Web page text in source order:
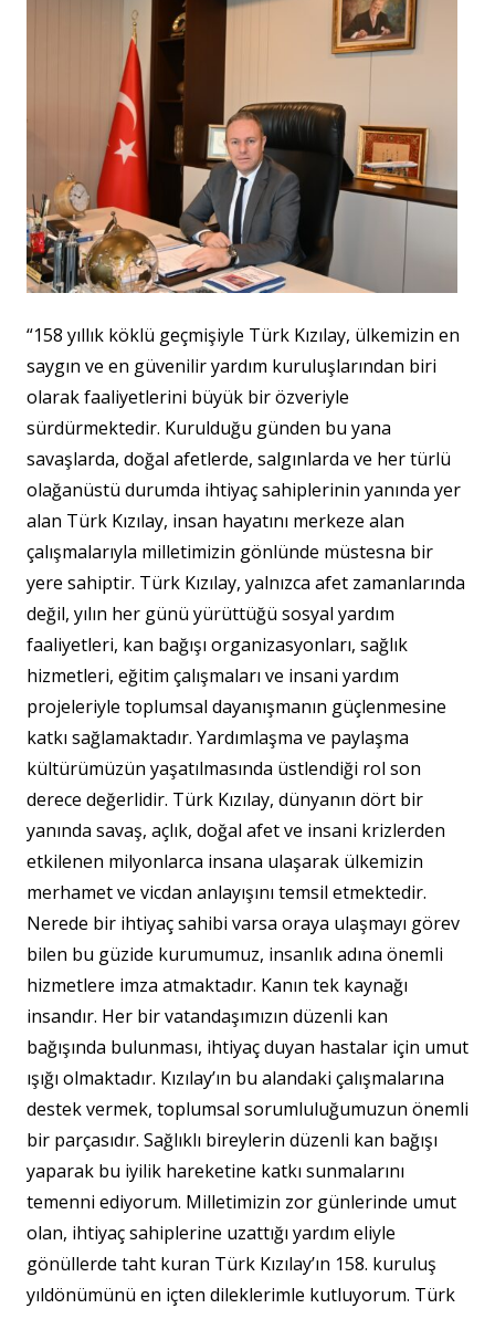
“158 yıllık köklü geçmişiyle Türk Kızılay, ülkemizin en
saygın ve en güvenilir yardım kuruluşlarından biri
olarak faaliyetlerini büyük bir özveriyle
sürdürmektedir. Kurulduğu günden bu yana
savaşlarda, doğal afetlerde, salgınlarda ve her türlü
olağanüstü durumda ihtiyaç sahiplerinin yanında yer
alan Türk Kızılay, insan hayatını merkeze alan
çalışmalarıyla milletimizin gönlünde müstesna bir
yere sahiptir. Türk Kızılay, yalnızca afet zamanlarında
değil, yılın her günü yürüttüğü sosyal yardım
faaliyetleri, kan bağışı organizasyonları, sağlık
hizmetleri, eğitim çalışmaları ve insani yardım
projeleriyle toplumsal dayanışmanın güçlenmesine
katkı sağlamaktadır. Yardımlaşma ve paylaşma
kültürümüzün yaşatılmasında üstlendiği rol son
derece değerlidir. Türk Kızılay, dünyanın dört bir
yanında savaş, açlık, doğal afet ve insani krizlerden
etkilenen milyonlarca insana ulaşarak ülkemizin
merhamet ve vicdan anlayışını temsil etmektedir.
Nerede bir ihtiyaç sahibi varsa oraya ulaşmayı görev
bilen bu güzide kurumumuz, insanlık adına önemli
hizmetlere imza atmaktadır. Kanın tek kaynağı
insandır. Her bir vatandaşımızın düzenli kan
bağışında bulunması, ihtiyaç duyan hastalar için umut
ışığı olmaktadır. Kızılay’ın bu alandaki çalışmalarına
destek vermek, toplumsal sorumluluğumuzun önemli
bir parçasıdır. Sağlıklı bireylerin düzenli kan bağışı
yaparak bu iyilik hareketine katkı sunmalarını
temenni ediyorum. Milletimizin zor günlerinde umut
olan, ihtiyaç sahiplerine uzattığı yardım eliyle
gönüllerde taht kuran Türk Kızılay’ın 158. kuruluş
yıldönümünü en içten dileklerimle kutluyorum. Türk